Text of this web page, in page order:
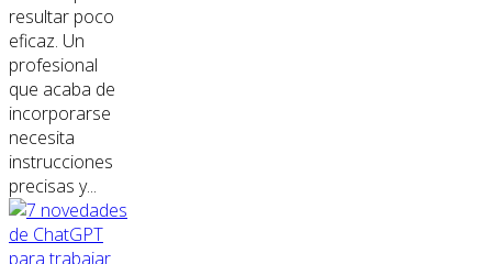
resultar poco
eficaz. Un
profesional
que acaba de
incorporarse
necesita
instrucciones
precisas y...